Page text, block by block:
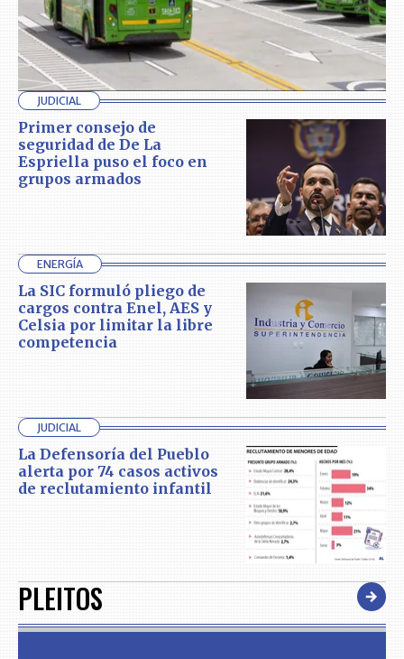
JUDICIAL
Primer consejo de
seguridad de De La
Espriella puso el foco en
grupos armados
ENERGÍA
La SIC formuló pliego de
cargos contra Enel, AES y
Celsia por limitar la libre
competencia
JUDICIAL
La Defensoría del Pueblo
alerta por 74 casos activos
de reclutamiento infantil
PLEITOS